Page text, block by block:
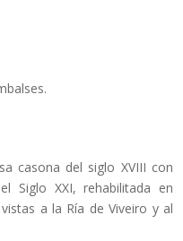
casona del siglo XVIII con
Siglo XXI, rehabilitada en
a la Ría de Viveiro y al